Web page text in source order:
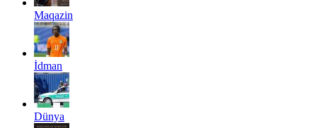
Maqazin
İdman
Dünya